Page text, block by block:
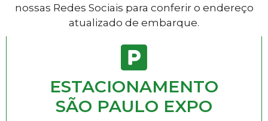
nossas Redes Sociais para conferir o endereço
atualizado de embarque.
ESTACIONAMENTO
SÃO PAULO EXPO